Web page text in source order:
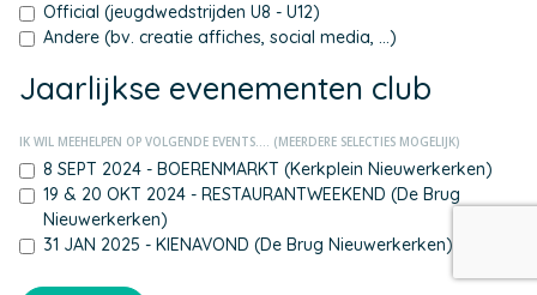
Official (jeugdwedstrijden U8 - U12)
Andere (bv. creatie affiches, social media, ...)
Jaarlijkse evenementen club
IK WIL MEEHELPEN OP VOLGENDE EVENTS.... (MEERDERE SELECTIES MOGELIJK)
8 SEPT 2024 - BOERENMARKT (Kerkplein Nieuwerkerken)
19 & 20 OKT 2024 - RESTAURANTWEEKEND (De Brug
Nieuwerkerken)
31 JAN 2025 - KIENAVOND (De Brug Nieuwerkerken)